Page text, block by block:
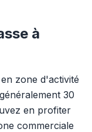
à
zone d'activité
30
en profiter
commerciale